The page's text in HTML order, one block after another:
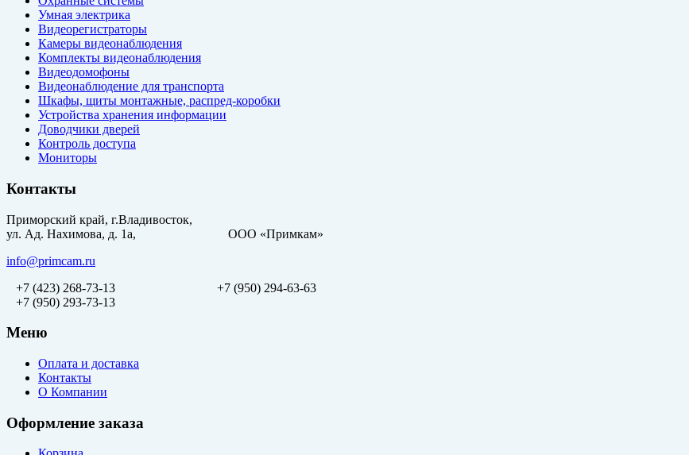
Умная электрика
Видеорегистраторы
Камеры видеонаблюдения
Комплекты видеонаблюдения
Видеодомофоны
Видеонаблюдение для транспорта
Шкафы, щиты монтажные, распред-коробки
Устройства хранения информации
Доводчики дверей
Контроль доступа
Мониторы
Контакты
Приморский край, г.Владивосток,
ул. Ад. Нахимова, д. 1а, ООО «Примкам»
info@primcam.ru
+7 (423) 268-73-13
+7 (950) 294-63-63
+7 (950) 293-73-13
Меню
Оплата и доставка
Контакты
О Компании
Оформление заказа